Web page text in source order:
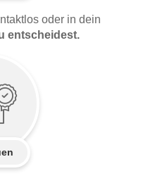
oder in dein
entscheidest.